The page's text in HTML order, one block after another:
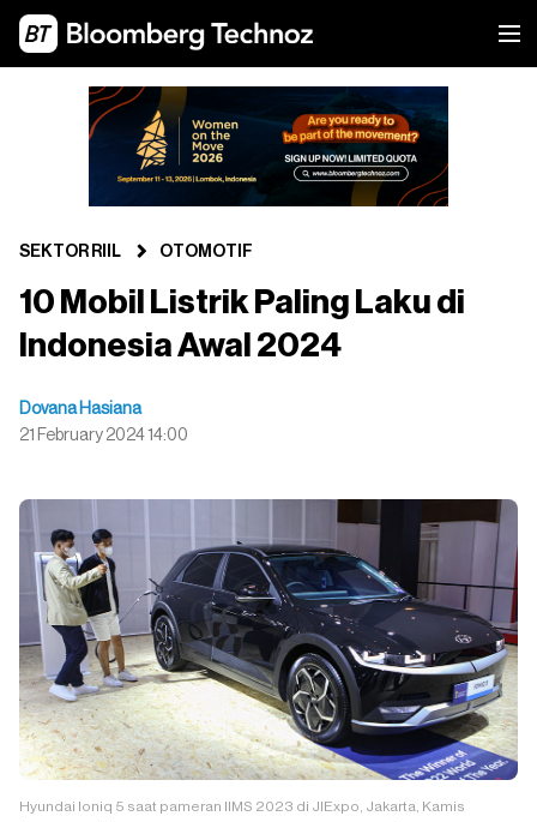
SEKTOR RIIL OTOMOTIF
10 Mobil Listrik Paling Laku di
Indonesia Awal 2024
Dovana Hasiana
21 February 2024 14:00
Hyundai Ioniq 5 saat pameran IIMS 2023 di JIExpo, Jakarta, Kamis